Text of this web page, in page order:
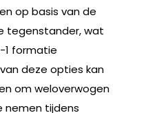
op basis van de
tegenstander, wat
1 formatie
deze opties kan
om weloverwogen
nemen tijdens